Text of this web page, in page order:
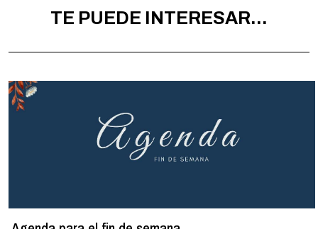
TE PUEDE INTERESAR...